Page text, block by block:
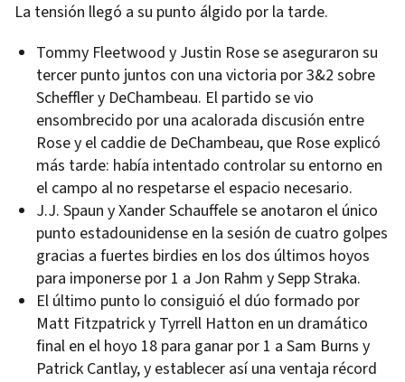
La tensión llegó a su punto álgido por la tarde.
Tommy Fleetwood y Justin Rose se aseguraron su
tercer punto juntos con una victoria por 3&2 sobre
Scheffler y DeChambeau. El partido se vio
ensombrecido por una acalorada discusión entre
Rose y el caddie de DeChambeau, que Rose explicó
más tarde: había intentado controlar su entorno en
el campo al no respetarse el espacio necesario.
J.J. Spaun y Xander Schauffele se anotaron el único
punto estadounidense en la sesión de cuatro golpes
gracias a fuertes birdies en los dos últimos hoyos
para imponerse por 1 a Jon Rahm y Sepp Straka.
El último punto lo consiguió el dúo formado por
Matt Fitzpatrick y Tyrrell Hatton en un dramático
final en el hoyo 18 para ganar por 1 a Sam Burns y
Patrick Cantlay, y establecer así una ventaja récord